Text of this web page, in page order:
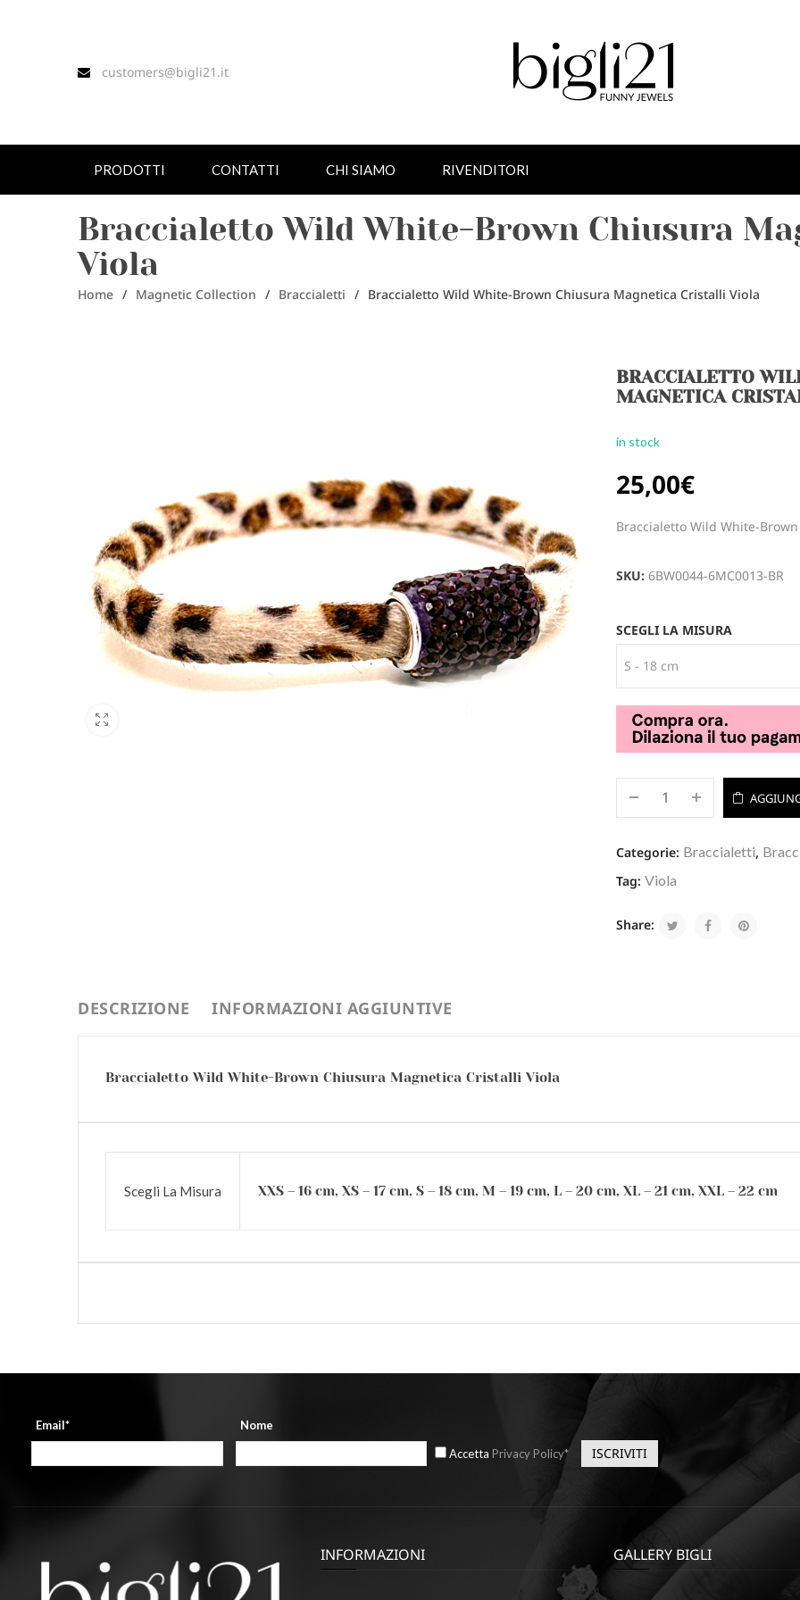
customers@bigli21.it
PRODOTTI CONTATTI CHI SIAMO RIVENDITORI
Braccialetto Wild White-Brown Chiusura
Viola
Home / Magnetic Collection / Braccialetti / Braccialetto Wild White-Brown Chiusura Magnetica Cristalli Viola
BRACCIALETTO
MAGNETICA
in stock
25,00€
Braccialetto Wild White-
SKU:6BW0044-6MC0013-BR
SCEGLI LA MISURA
Categorie: Braccialetti,
Tag:Viola
Share:
DESCRIZIONE INFORMAZIONI AGGIUNTIVE
Braccialetto Wild White-Brown Chiusura Magnetica Cristalli Viola
Scegli La Misura XXS – 16 cm, XS – 17 cm, S – 18 cm, M – 19 cm, L – 20 cm, XL – 21 cm, XXL – 22 cm
Email*
Nome
Accetta Privacy Policy*
INFORMAZIONI GALLERY BIGLI